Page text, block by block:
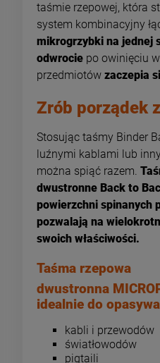
taśmie rzepowej, która
system kombinacyjny
mikrogrzybki na jednej
odwrocie po owinięciu
przedmiotów zaczepia
Zrób porządek
Stosując taśmy Binder
luźnymi kablami lub
można spiąć razem.
dwustronne Back to
powierzchni spinanych
pozwalają na
swoich właściwości.
Taśma rzepowa
dwustronna
idealnie do
kabli i przewodów
światłowodów
pigtaili